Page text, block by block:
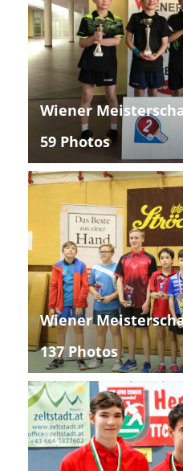
Wiener
59 Photos
Wiener
137 Photos